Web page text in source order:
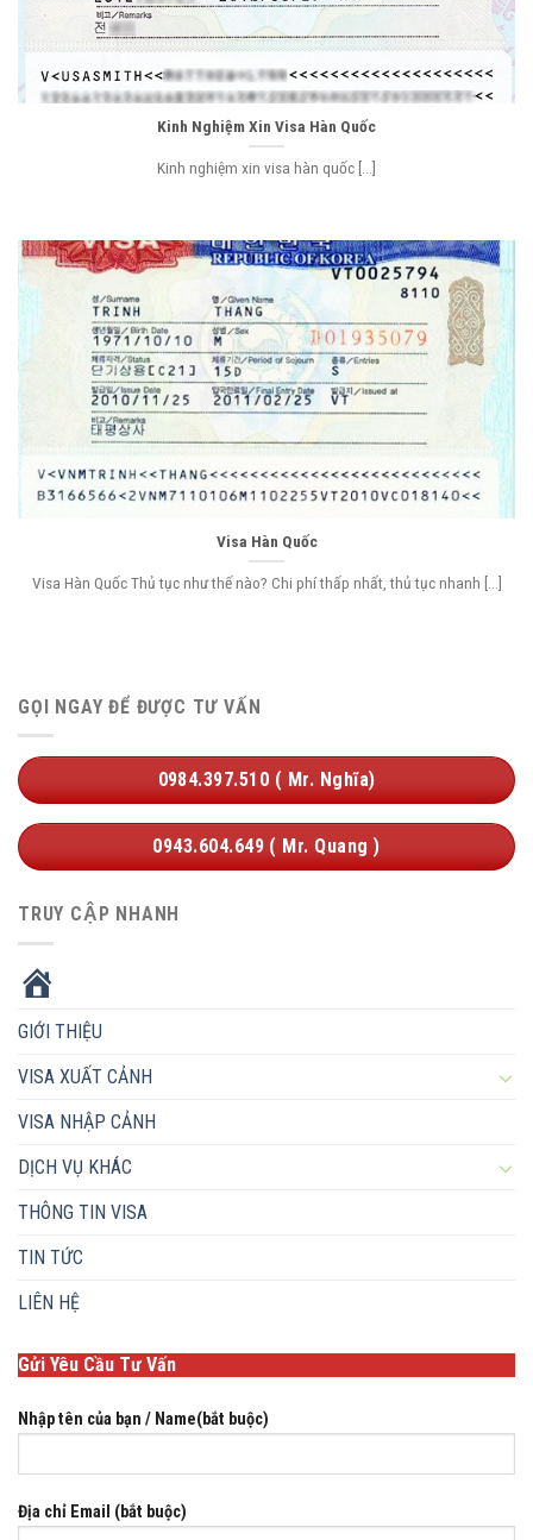
Kinh Nghiệm Xin Visa Hàn Quốc
Kinh nghiệm xin visa hàn quốc [...]
Visa Hàn Quốc
Visa Hàn Quốc Thủ tục như thế nào? Chi phí thấp nhất, thủ tục nhanh [...]
GỌI NGAY ĐỂ ĐƯỢC TƯ VẤN
0984.397.510 ( Mr. Nghĩa)
0943.604.649 ( Mr. Quang )
TRUY CẬP NHANH
GIỚI THIỆU
VISA XUẤT CẢNH
VISA NHẬP CẢNH
DỊCH VỤ KHÁC
THÔNG TIN VISA
TIN TỨC
LIÊN HỆ
Gửi Yêu Cầu Tư Vấn
Nhập tên của bạn / Name(bắt buộc)
Địa chỉ Email (bắt buộc)